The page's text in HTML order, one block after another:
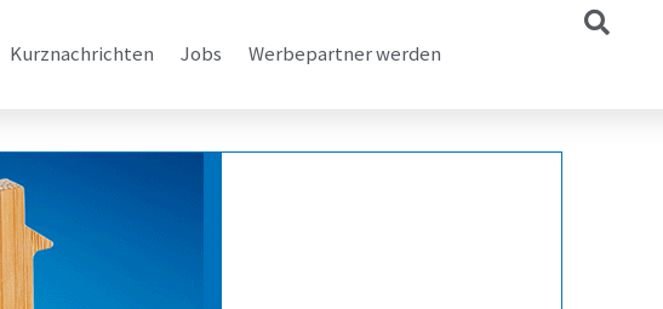
Kurznachrichten Jobs Werbepartner werden